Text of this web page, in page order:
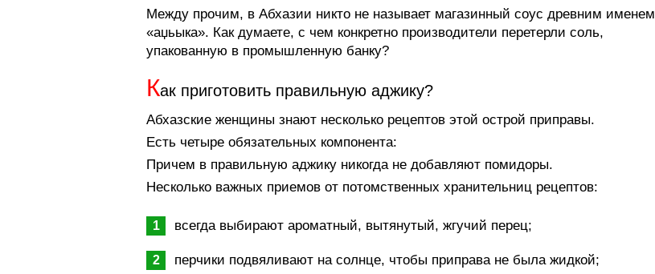
Между прочим, в Абхазии никто не называет магазинный соус древним именем
«аџьыка». Как думаете, с чем конкретно производители перетерли соль,
упакованную в промышленную банку?
Как приготовить правильную аджику?
Абхазские женщины знают несколько рецептов этой острой приправы.
Есть четыре обязательных компонента:
Причем в правильную аджику никогда не добавляют помидоры.
Несколько важных приемов от потомственных хранительниц рецептов:
всегда выбирают ароматный, вытянутый, жгучий перец;
перчики подвяливают на солнце, чтобы приправа не была жидкой;